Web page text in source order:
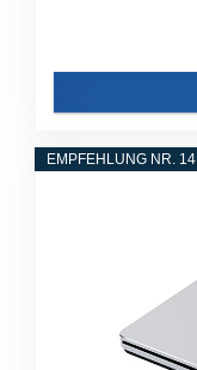
EMPFEHLUNG NR. 14